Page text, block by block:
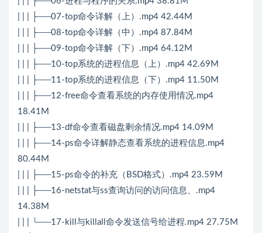
| | | ├──07-top命令详解（上）.mp4 42.44M
| | | ├──08-top命令详解（中）.mp4 87.84M
| | | ├──09-top命令详解（下）.mp4 64.12M
| | | ├──10-top系统的进程信息（上）.mp4 42.69M
| | | ├──11-top系统的进程信息（下）.mp4 11.50M
| | | ├──12-free命令查看系统的内存使用情况.mp4
18.41M
| | | ├──13-df命令查看磁盘剩余情况.mp4 14.09M
| | | ├──14-ps命令详解静态查看系统的进程信息.mp4
80.44M
| | | ├──15-ps命令的补充（BSD格式）.mp4 23.59M
| | | ├──16-netstat与ss查询访问的访问信息、.mp4
14.38M
| | | └──17-kill与killall命令发送信号给进程.mp4 27.75M